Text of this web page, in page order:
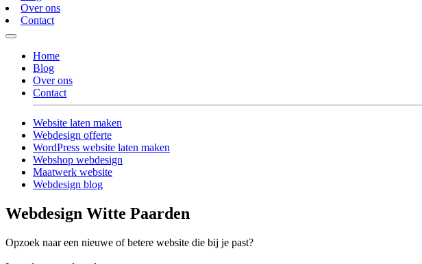
Over ons
Contact
Home
Blog
Over ons
Contact
Website laten maken
Webdesign offerte
WordPress website laten maken
Webshop webdesign
Maatwerk website
Webdesign blog
Webdesign Witte Paarden
Opzoek naar een nieuwe of betere website die bij je past?